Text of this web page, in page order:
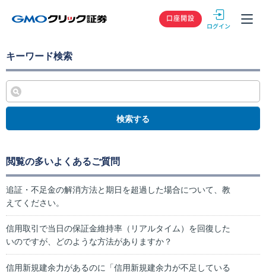
GMOクリック
口座開設
キーワード検索
検索する
閲覧の多いよくあるご質問
追証・不足金の解消方法と期日を超過した場合について、教
えてください。
信用取引で当日の保証金維持率（リアルタイム）を回復した
いのですが、どのような方法がありますか？
信用新規建余力があるのに「信用新規建余力が不足している